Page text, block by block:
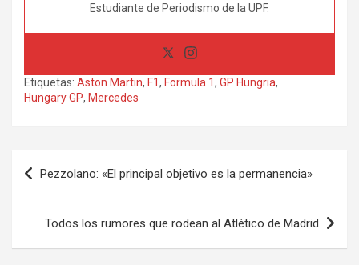
Estudiante de Periodismo de la UPF.
Etiquetas: Aston Martin, F1, Formula 1, GP Hungria,
Hungary GP, Mercedes
Navegación
de
entradas
Pezzolano: «El principal objetivo es la permanencia»
Todos los rumores que rodean al Atlético de Madrid